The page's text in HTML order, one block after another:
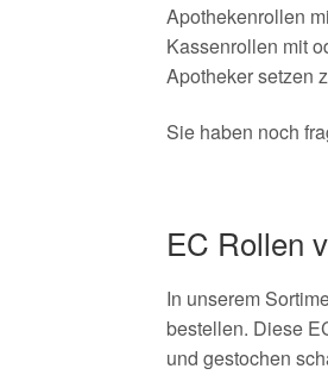
Apothekenrollen
Kassenrollen mit
Apotheker setzen
Sie haben noch
EC Rollen
In unserem
bestellen. Diese
und gestochen